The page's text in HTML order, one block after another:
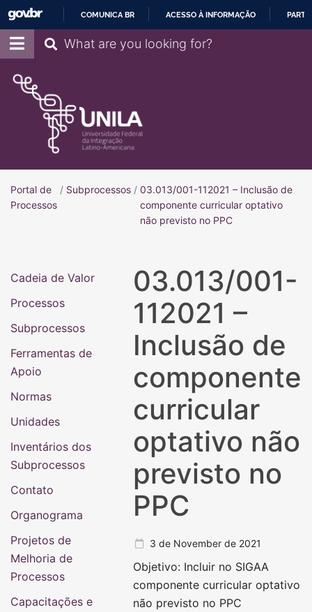
COMUNICA BR ACESSO À INFORMAÇÃO
Pesquisar
Portal de
ProcessosPortal de Processos
/ Subprocessos / 03.013/001-112021 – Inclusão de
componente curricular optativo
não previsto no PPC
03.013/001-
112021 –
Inclusão de
componente
curricular
optativo não
previsto no
PPC
3 de November de 2021
Objetivo: Incluir no SIGAA
componente curricular optativo
não previsto no PPC
Cadeia de Valor
Processos
Subprocessos
Ferramentas de
Apoio
Normas
Unidades
Inventários dos
Subprocessos
Contato
Organograma
Projetos de
Melhoria de
Processos
Capacitações e